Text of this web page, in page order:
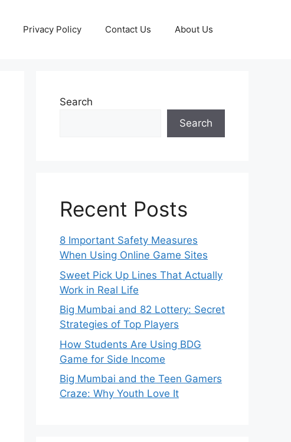
Privacy Policy Contact Us About Us
Search
Search
Recent Posts
8 Important Safety Measures
When Using Online Game Sites
Sweet Pick Up Lines That Actually
Work in Real Life
Big Mumbai and 82 Lottery: Secret
Strategies of Top Players
How Students Are Using BDG
Game for Side Income
Big Mumbai and the Teen Gamers
Craze: Why Youth Love It